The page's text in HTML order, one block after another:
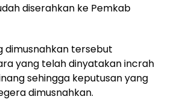
diserahkan ke Pemkab
dimusnahkan tersebut
yang telah dinyatakan incrah
sehingga keputusan yang
dimusnahkan.